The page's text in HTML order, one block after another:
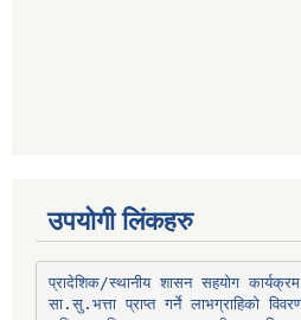
उपयोगी लिंकहरु
प्रादेशिक/स्थानीय शासन सहयोग कार्यक्रम